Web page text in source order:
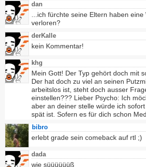
dan
...ich fürchte seine Eltern haben
verloren?
derKalle
kein Kommentar!
khg
Mein Gott! Der Typ gehört doch mit
Der hat doch zu viel an seinen
arbeitslos ist, steht doch ausser
einstellen??? Lieber Psycho: Ich
aber an deiner stelle würde ich
spät ist. Sofern es für dich schon
bibro
erlebt grade sein comeback auf rtl ;)
dada
wie süüüüüüß